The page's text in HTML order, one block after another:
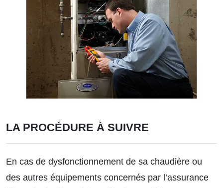
LA PROCÉDURE À SUIVRE
En cas de dysfonctionnement de sa chaudière ou
des autres équipements concernés par l’assurance